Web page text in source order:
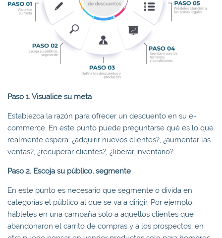
Paso 1. Visualice su meta
Establezca la razón para ofrecer un descuento en su e-
commerce. En este punto puede preguntarse qué es lo que
realmente espera: ¿adquirir nuevos clientes?, ¿aumentar las
ventas?, ¿recuperar clientes?, ¿liberar inventario?
Paso 2. Escoja su público, segmente
En este punto es necesario que segmente o divida en
categorías el público al que se va a dirigir. Por ejemplo,
hábleles en una campaña solo a aquellos clientes que
abandonaron el carrito de compras y a los prospectos; en